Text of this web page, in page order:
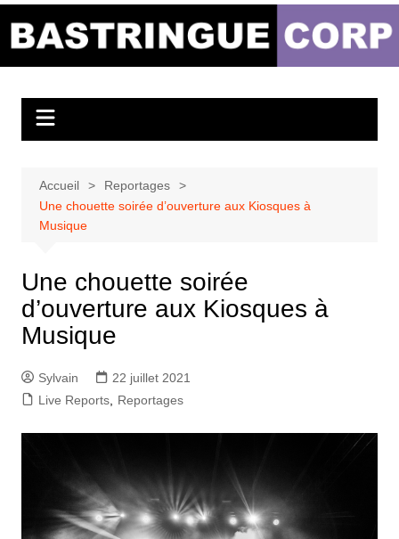
Bastringue Corp –
Musicales
Accueil
Reportages
Une chouette soirée d’ouverture aux Kiosques à
Musique
Une chouette soirée
d’ouverture aux Kiosques à
Musique
Sylvain
22 juillet 2021
Live Reports, Reportages